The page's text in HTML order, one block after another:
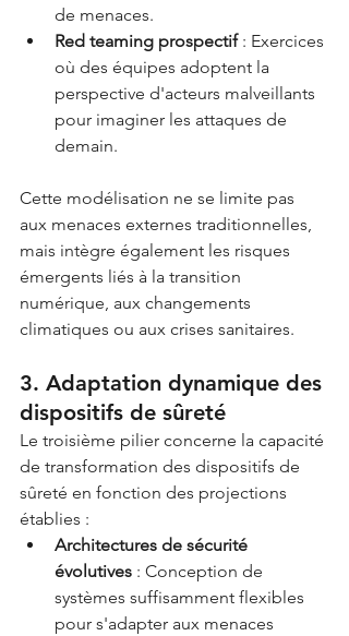
de menaces.
Red teaming prospectif : Exercices
où des équipes adoptent la
perspective d'acteurs malveillants
pour imaginer les attaques de
demain.
Cette modélisation ne se limite pas
aux menaces externes traditionnelles,
mais intègre également les risques
émergents liés à la transition
numérique, aux changements
climatiques ou aux crises sanitaires.
3. Adaptation dynamique des
dispositifs de sûreté
Le troisième pilier concerne la capacité
de transformation des dispositifs de
sûreté en fonction des projections
établies :
Architectures de sécurité
évolutives : Conception de
systèmes suffisamment flexibles
pour s'adapter aux menaces